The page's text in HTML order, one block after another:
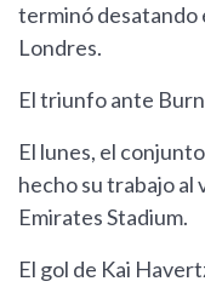
terminó desatando
Londres.
El triunfo ante
El lunes, el
hecho su trabajo al
Emirates Stadium.
El gol de Kai